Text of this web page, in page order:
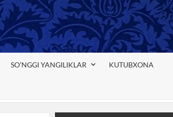
SO’NGGI YANGILIKLAR KUTUBXONA